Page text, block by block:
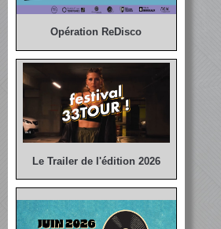
Opération ReDisco
Le Trailer de l'édition 2026